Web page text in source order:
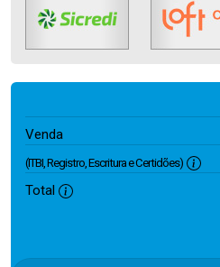
Venda
(ITBI, Registro, Escritura e Certidões)
Total